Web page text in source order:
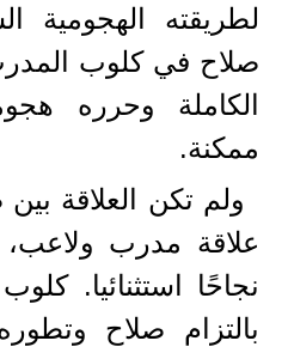
لطريقته الهجومية
صلاح في كلوب
الكاملة وحرره
ممكنة.
ولم تكن العلاقة
علاقة مدرب
نجاحًا استثنائيا.
بالتزام صلاح